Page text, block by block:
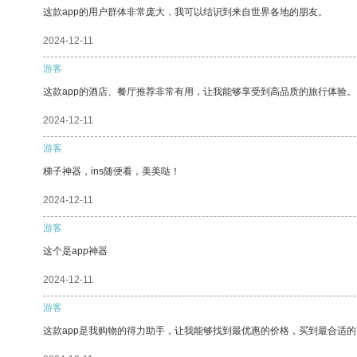
这款app的用户群体非常庞大，我可以结识到来自世界各地的朋友。
2024-12-11
游客
这款app的酒店、餐厅推荐非常有用，让我能够享受到高品质的旅行体验。
2024-12-11
游客
梯子神器，ins随便看，美美哒！
2024-12-11
游客
这个是app神器
2024-12-11
游客
这款app是我购物的得力助手，让我能够找到最优惠的价格，买到最合适